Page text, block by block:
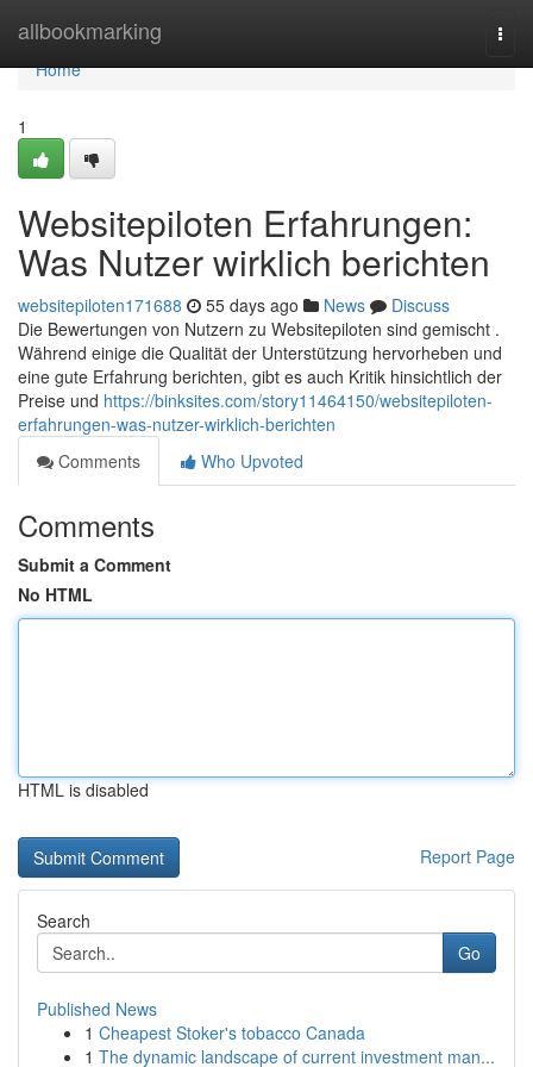
allbookmarking
Home
Home
1
Websitepiloten Erfahrungen:
Was Nutzer wirklich berichten
websitepiloten171688 55 days ago News
Discuss
Die Bewertungen von Nutzern zu Websitepiloten sind gemischt .
Während einige die Qualität der Unterstützung hervorheben und
eine gute Erfahrung berichten, gibt es auch Kritik hinsichtlich der
Preise und https://binksites.com/story11464150/websitepiloten-
erfahrungen-was-nutzer-wirklich-berichten
Comments
Who Upvoted
Comments
Submit a Comment
No HTML
HTML is disabled
Report Page
Search
Go
Published News
1 Cheapest Stoker's tobacco Canada
1 The dynamic landscape of current investment man...